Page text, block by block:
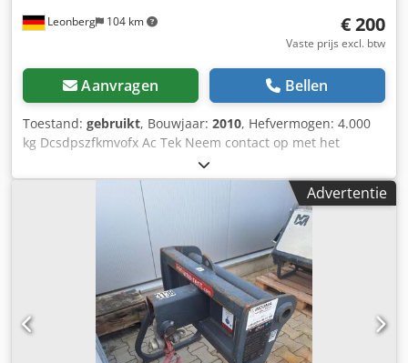
Leonberg 104 km € 200
Vaste prijs excl. btw
Aanvragen Bellen
Toestand: gebruikt, Bouwjaar: 2010, Hefvermogen: 4.000
kg Dcsdpszfkmvofx Ac Tek Neem contact op met het
Gebruikte Machines Centrum voor meer informatie.
Advertentie